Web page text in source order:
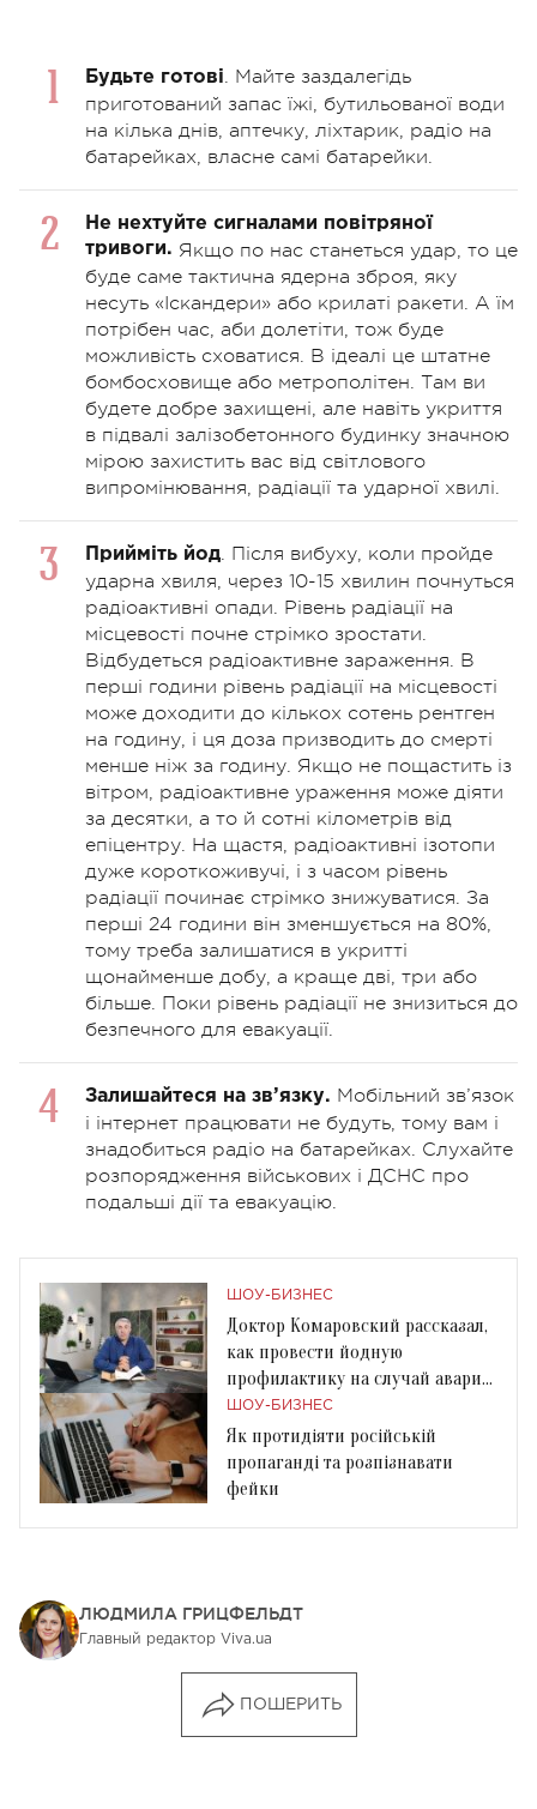
Будьте готові. Майте заздалегідь
приготований запас їжі, бутильованої води
на кілька днів, аптечку, ліхтарик, радіо на
батарейках, власне самі батарейки.
Не нехтуйте сигналами повітряної
тривоги. Якщо по нас станеться удар, то це
буде саме тактична ядерна зброя, яку
несуть «Іскандери» або крилаті ракети. А їм
потрібен час, аби долетіти, тож буде
можливість сховатися. В ідеалі це штатне
бомбосховище або метрополітен. Там ви
будете добре захищені, але навіть укриття
в підвалі залізобетонного будинку значною
мірою захистить вас від світлового
випромінювання, радіації та ударної хвилі.
Прийміть йод. Після вибуху, коли пройде
ударна хвиля, через 10-15 хвилин почнуться
радіоактивні опади. Рівень радіації на
місцевості почне стрімко зростати.
Відбудеться радіоактивне зараження. В
перші години рівень радіації на місцевості
може доходити до кількох сотень рентген
на годину, і ця доза призводить до смерті
менше ніж за годину. Якщо не пощастить із
вітром, радіоактивне ураження може діяти
за десятки, а то й сотні кілометрів від
епіцентру. На щастя, радіоактивні ізотопи
дуже короткоживучі, і з часом рівень
радіації починає стрімко знижуватися. За
перші 24 години він зменшується на 80%,
тому треба залишатися в укритті
щонайменше добу, а краще дві, три або
більше. Поки рівень радіації не знизиться до
безпечного для евакуації.
Залишайтеся на зв’язку. Мобільний зв’язок
і інтернет працювати не будуть, тому вам і
знадобиться радіо на батарейках. Слухайте
розпорядження військових і ДСНС про
подальші дії та евакуацію.
ШОУ-БИЗНЕС
Доктор Комаровский рассказал,
как провести йодную
профилактику на случай аварии
на АЭС
ШОУ-БИЗНЕС
Як протидіяти російській
пропаганді та розпізнавати
фейки
ЛЮДМИЛА ГРИЦФЕЛЬДТ
Главный редактор Viva.ua
ПОШЕРИТЬ